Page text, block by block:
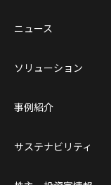
ニュース
ソリューション
事例紹介
サステナビリティ